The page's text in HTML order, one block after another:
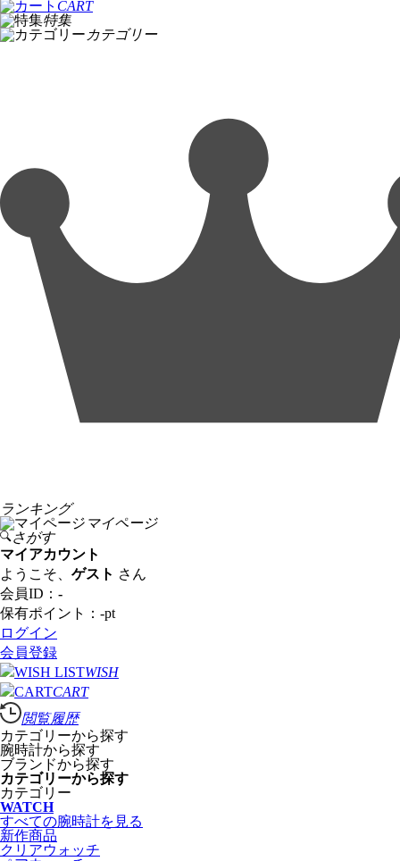
CART
特集
カテゴリー
ランキング
マイページ
さがす
マイアカウント
ようこそ、 ゲスト さん
会員ID： -
保有ポイント： -pt
ログイン
会員登録
WISH
CART
閲覧履歴
カテゴリーから探す
腕時計から探す
ブランドから探す
カテゴリーから探す
カテゴリー
WATCH
すべての腕時計を見る
新作商品
クリアウォッチ